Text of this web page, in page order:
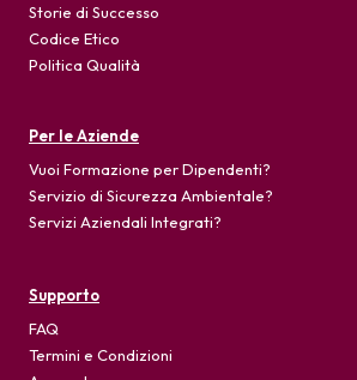
Storie di Successo
Codice Etico
Politica Qualità
Per le Aziende
Vuoi Formazione per Dipendenti?
Servizio di Sicurezza Ambientale?
Servizi Aziendali Integrati?
Supporto
FAQ
Termini e Condizioni